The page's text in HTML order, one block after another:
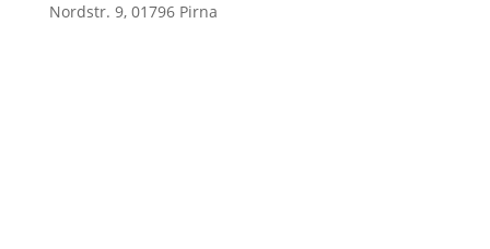
Nordstr. 9, 01796 Pirna